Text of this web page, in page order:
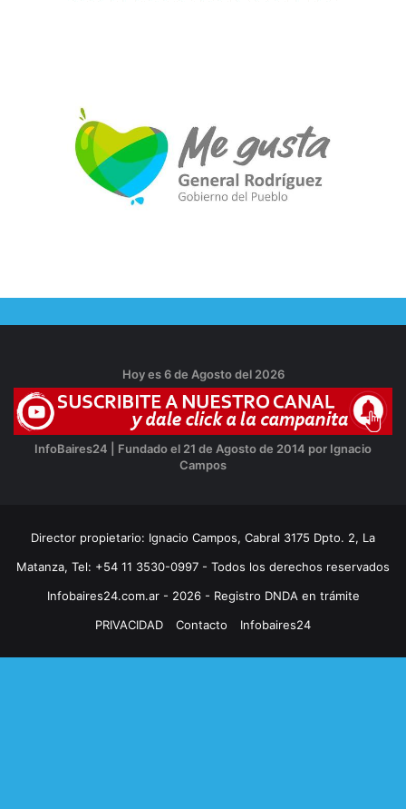
Hoy es 6 de Agosto del 2026
InfoBaires24 | Fundado el 21 de Agosto de 2014 por Ignacio
Campos
Director propietario: Ignacio Campos, Cabral 3175 Dpto. 2, La
Matanza, Tel: +54 11 3530-0997 - Todos los derechos reservados
Infobaires24.com.ar - 2026 - Registro DNDA en trámite
PRIVACIDAD
Contacto Infobaires24